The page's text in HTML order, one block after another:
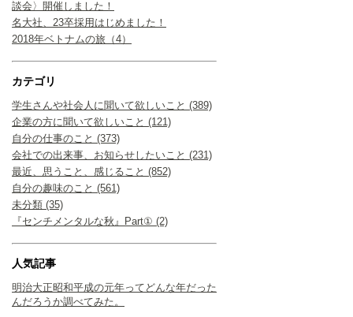
談会〉開催しました！
名大社、23卒採用はじめました！
2018年ベトナムの旅（4）
カテゴリ
学生さんや社会人に聞いて欲しいこと (389)
企業の方に聞いて欲しいこと (121)
自分の仕事のこと (373)
会社での出来事、お知らせしたいこと (231)
最近、思うこと、感じること (852)
自分の趣味のこと (561)
未分類 (35)
『センチメンタルな秋』Part① (2)
人気記事
明治大正昭和平成の元年ってどんな年だった
んだろうか調べてみた。